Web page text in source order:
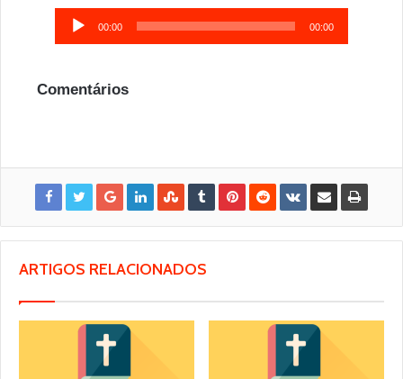
Tocador
de
00:00 00:00
Comentários
ARTIGOS RELACIONADOS